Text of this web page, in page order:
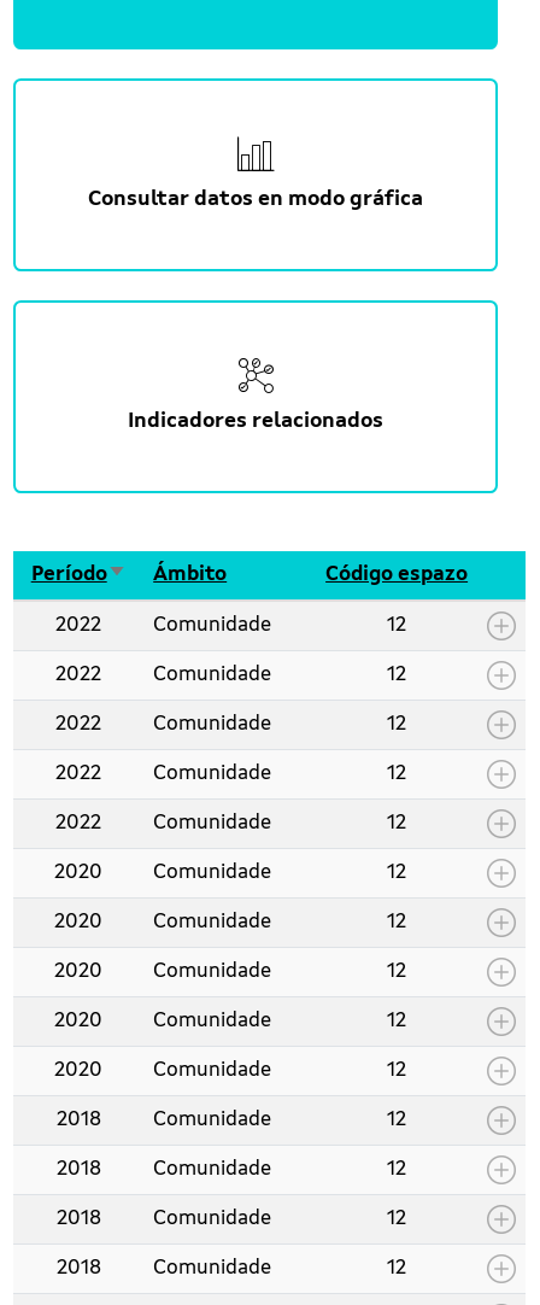
Consultar datos en modo gráfica
Indicadores relacionados
Período Ordenar ascendente
Ámbito Código espazo
2022 Comunidade 12
2022 Comunidade 12
2022 Comunidade 12
2022 Comunidade 12
2022 Comunidade 12
2020 Comunidade 12
2020 Comunidade 12
2020 Comunidade 12
2020 Comunidade 12
2020 Comunidade 12
2018 Comunidade 12
2018 Comunidade 12
2018 Comunidade 12
2018 Comunidade 12